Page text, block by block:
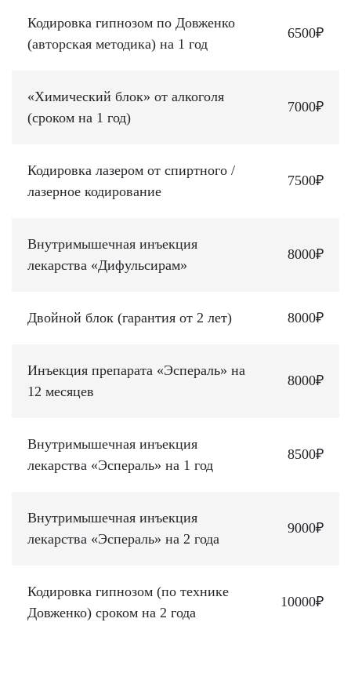
Кодировка гипнозом по Довженко
(авторская методика) на 1 год
6500₽
«Химический блок» от алкоголя
(сроком на 1 год)
7000₽
Кодировка лазером от спиртного /
лазерное кодирование
7500₽
Внутримышечная инъекция
лекарства «Дифульсирам»
8000₽
Двойной блок (гарантия от 2 лет) 8000₽
Инъекция препарата «Эспераль» на
12 месяцев
8000₽
Внутримышечная инъекция
лекарства «Эспераль» на 1 год
8500₽
Внутримышечная инъекция
лекарства «Эспераль» на 2 года
9000₽
Кодировка гипнозом (по технике
Довженко) сроком на 2 года
10000₽